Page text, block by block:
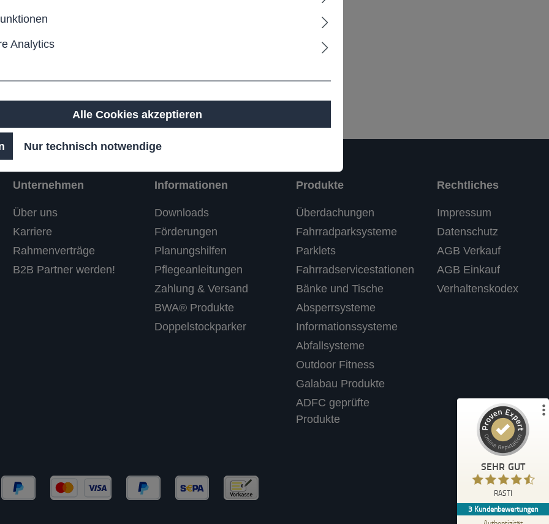
€*
Unternehmen
Über uns
Karriere
Rahmenverträge
B2B Partner werden!
Informationen
Downloads
Förderungen
Planungshilfen
Pflegeanleitungen
Zahlung & Versand
BWA® Produkte
Doppelstockparker
Produkte
Überdachungen
Fahrradparksysteme
Parklets
Fahrradservicestationen
Bänke und Tische
Absperrsysteme
Informationssysteme
Abfallsysteme
Outdoor Fitness
Galabau Produkte
ADFC geprüfte
Produkte
Rechtliches
Impressum
Datenschutz
AGB Verkauf
AGB Einkauf
Verhaltenskodex
Analytics
Alle Cookies akzeptieren
Nur technisch notwendige
SEHR GUT
RASTI
3 Kundenbewertungen
Kundenbewertungen und Erfahrungen zu
SEHR GUT
Bewertungen auf ProvenExpert.com
Erfahren Sie mehr über dieses Bewertungssiegel
Anonym
Supermarkt einen Fahrradständer mit